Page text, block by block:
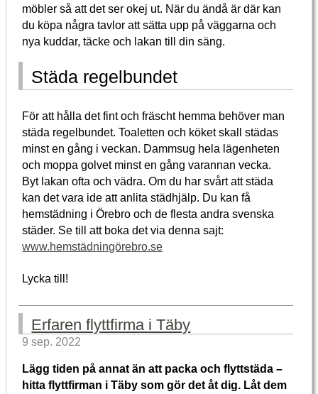
möbler så att det ser okej ut. När du ändå är där kan
du köpa några tavlor att sätta upp på väggarna och
nya kuddar, täcke och lakan till din säng.
Städa regelbundet
För att hålla det fint och fräscht hemma behöver man
städa regelbundet. Toaletten och köket skall städas
minst en gång i veckan. Dammsug hela lägenheten
och moppa golvet minst en gång varannan vecka.
Byt lakan ofta och vädra. Om du har svårt att städa
kan det vara ide att anlita städhjälp. Du kan få
hemstädning i Örebro och de flesta andra svenska
städer. Se till att boka det via denna sajt:
www.hemstädningörebro.se
Lycka till!
Erfaren flyttfirma i Täby
9 sep. 2022
Lägg tiden på annat än att packa och flyttstäda –
hitta flyttfirman i Täby som gör det åt dig. Låt dem